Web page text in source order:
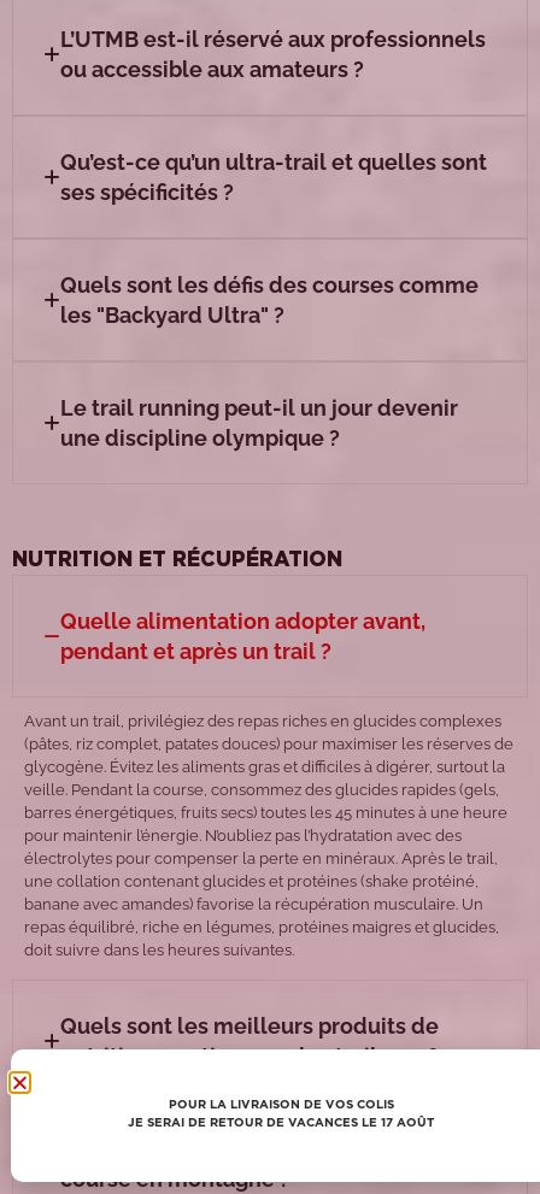
L’UTMB est-il réservé aux professionnels
ou accessible aux amateurs ?
Qu’est-ce qu’un ultra-trail et quelles sont
ses spécificités ?
Quels sont les défis des courses comme
les "Backyard Ultra" ?
Le trail running peut-il un jour devenir
une discipline olympique ?
NUTRITION ET RÉCUPÉRATION
Quelle alimentation adopter avant,
pendant et après un trail ?
Avant un trail, privilégiez des repas riches en glucides complexes
(pâtes, riz complet, patates douces) pour maximiser les réserves de
glycogène. Évitez les aliments gras et difficiles à digérer, surtout la
veille. Pendant la course, consommez des glucides rapides (gels,
barres énergétiques, fruits secs) toutes les 45 minutes à une heure
pour maintenir l’énergie. N’oubliez pas l’hydratation avec des
électrolytes pour compenser la perte en minéraux. Après le trail,
une collation contenant glucides et protéines (shake protéiné,
banane avec amandes) favorise la récupération musculaire. Un
repas équilibré, riche en légumes, protéines maigres et glucides,
doit suivre dans les heures suivantes.
Quels sont les meilleurs produits de
nutrition sportive pour les traileurs ?
course en montagne ?
POUR LA LIVRAISON DE VOS COLIS
JE SERAI DE RETOUR DE VACANCES LE 17 AOÛT